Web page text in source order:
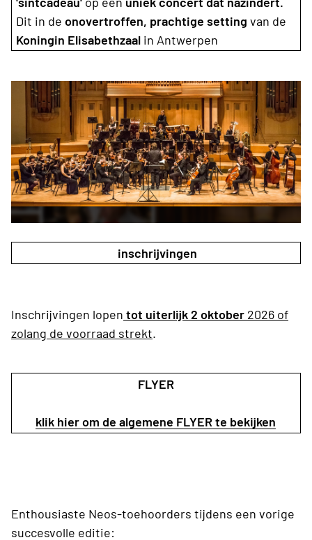
Dit in de onovertroffen, prachtige setting van de
Koningin Elisabethzaal in Antwerpen
inschrijvingen
Inschrijvingen lopen tot uiterlijk 2 oktober 2026 of
zolang de voorraad strekt.
FLYER
klik hier om de algemene FLYER te bekijken
Enthousiaste Neos-toehoorders tijdens een vorige
succesvolle editie: